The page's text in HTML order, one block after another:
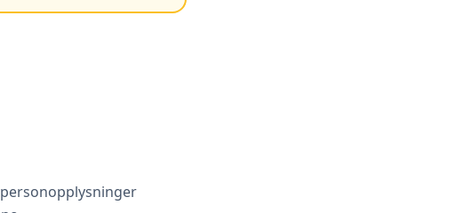
personopplysninger